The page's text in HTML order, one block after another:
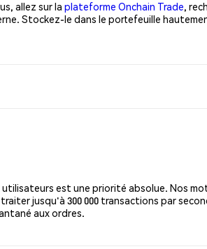
allez sur la plateforme Onchain Trade,
Stockez-le dans le portefeuille
est une priorité absolue. Nos
jusqu'à 300 000 transactions par
aux ordres.